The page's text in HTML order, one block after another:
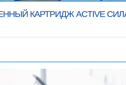
КАРТРИДЖ ACTIVE